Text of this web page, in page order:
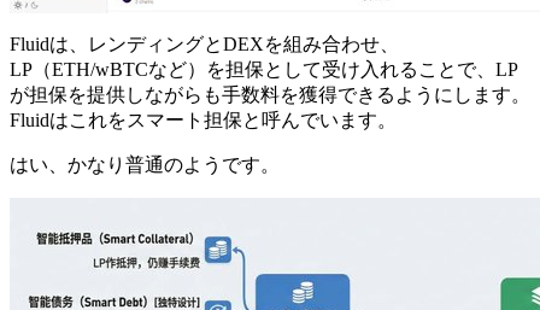
Fluidは、レンディングとDEXを組み合わせ、
LP（ETH/wBTCなど）を担保として受け入れることで、LP
が担保を提供しながらも手数料を獲得できるようにします。
Fluidはこれをスマート担保と呼んでいます。
はい、かなり普通のようです。